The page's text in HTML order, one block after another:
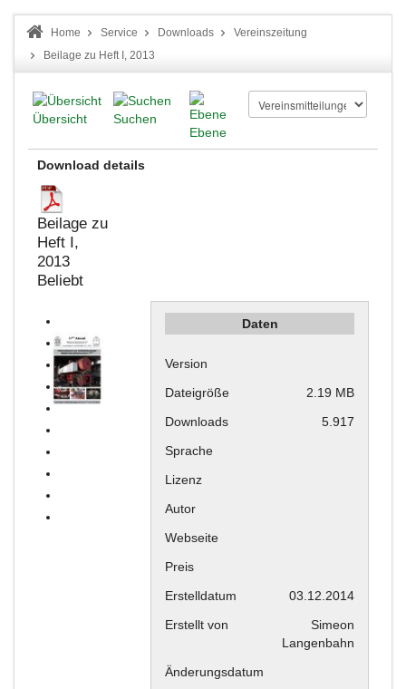
Home Service Downloads
Vereinszeitung
Beilage zu Heft I, 2013
Übersicht
Suchen
Ebene
Download details
Beilage zu
Heft I,
2013
Beliebt
Daten
Version
Dateigröße
2.19 MB
Downloads
5.917
Sprache
Lizenz
Autor
Webseite
Preis
Erstelldatum
03.12.2014
Erstellt von
Simeon
Langenbahn
Änderungsdatum